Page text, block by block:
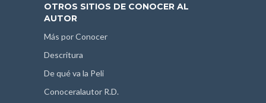
OTROS SITIOS DE CONOCER AL
AUTOR
Más por Conocer
Descritura
De qué va la Peli
Conoceralautor R.D.